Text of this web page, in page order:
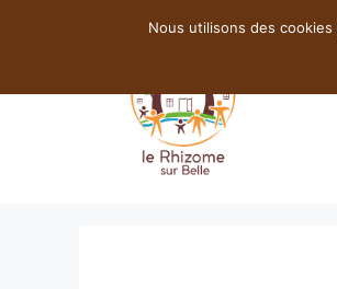
Nous utilisons des